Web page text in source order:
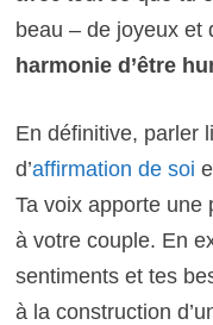
beau – de joyeux et
harmonie d’être
En définitive, parler
d’affirmation de soi
Ta voix apporte une
à votre couple. En
sentiments et tes
à la construction